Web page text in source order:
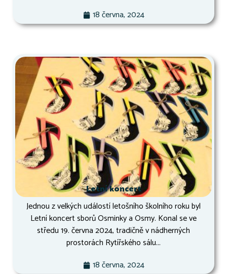
18 června, 2024
Letní koncert
Jednou z velkých událostí letošního školního roku byl
Letní koncert sborů Osminky a Osmy. Konal se ve
středu 19. června 2024, tradičně v nádherných
prostorách Rytířského sálu...
18 června, 2024